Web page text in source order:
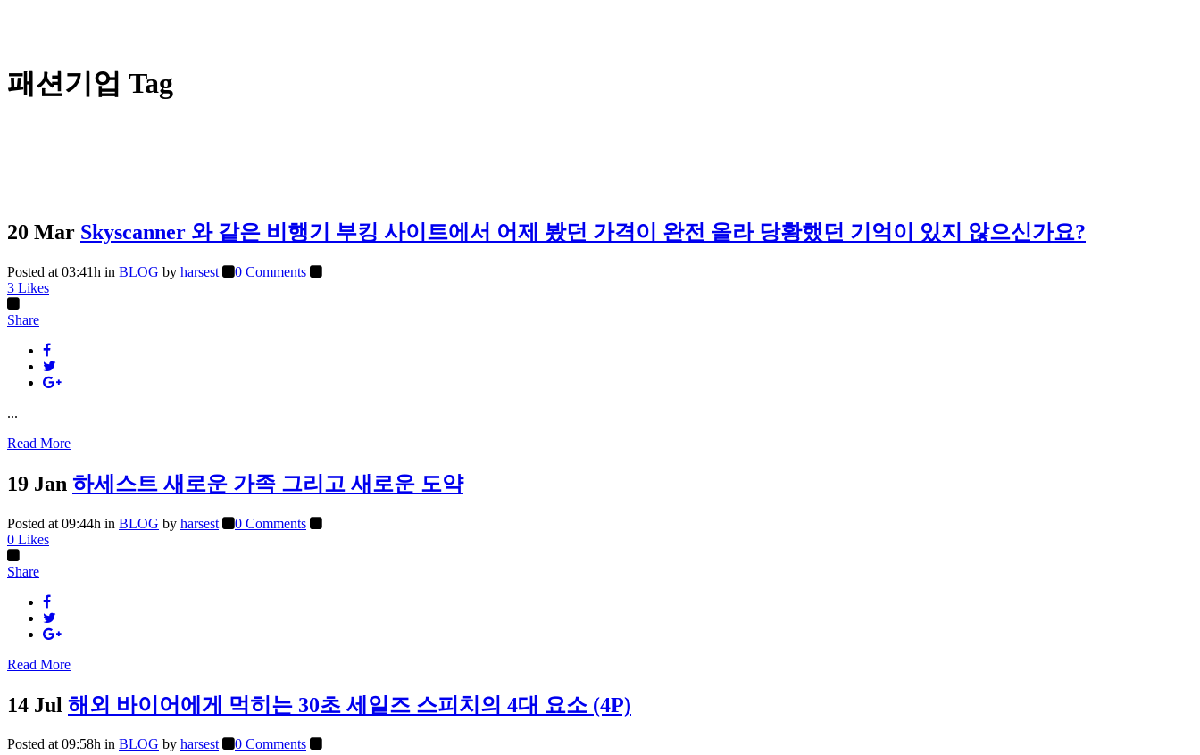
패션기업 Tag
20 Mar Skyscanner 와 같은 비행기 부킹 사이트에서 어제 봤던 가격이 완전 올라 당황했던 기억이 있지 않으신가요?
Posted at 03:41h in BLOG by harsest
0 Comments
3 Likes
Share
...
Read More
19 Jan 하세스트 새로운 가족 그리고 새로운 도약
Posted at 09:44h in BLOG by harsest
0 Comments
0 Likes
Share
Read More
14 Jul 해외 바이어에게 먹히는 30초 세일즈 스피치의 4대 요소 (4P)
Posted at 09:58h in BLOG by harsest
0 Comments